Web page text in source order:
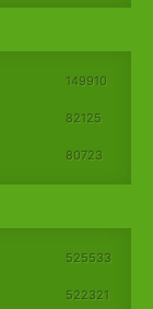
149910
82125
80723
525533
522321